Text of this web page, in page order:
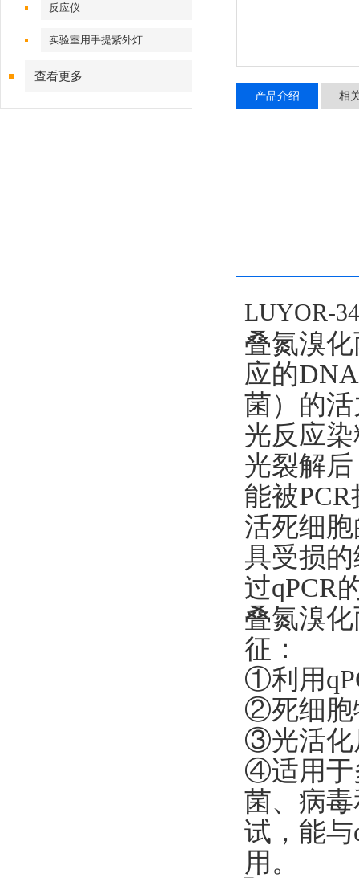
反应仪
实验室用手提紫外灯
查看更多
产品介绍 相
LUYOR-
叠氮溴化
应的
菌）的
光反应
光裂解
能被
活死细
具受损
过qPCR
叠氮溴化
征：
①利用
②死细胞
③光活化
④适用于
菌、病
试，能与
用。